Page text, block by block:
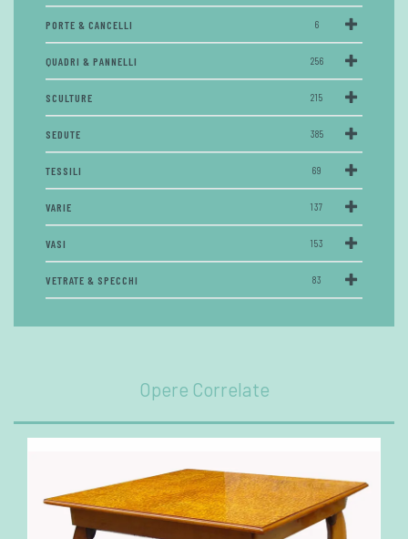
PORTE & CANCELLI 6
QUADRI & PANNELLI 256
SCULTURE 215
SEDUTE 385
TESSILI 69
VARIE 137
VASI 153
VETRATE & SPECCHI 83
Opere Correlate